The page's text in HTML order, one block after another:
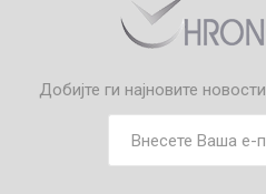
Добијте ги најновите новости